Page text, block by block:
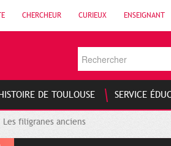
CHERCHEUR CURIEUX ENSEIGNANT
DE TOULOUSE SERVICE
Les filigranes anciens